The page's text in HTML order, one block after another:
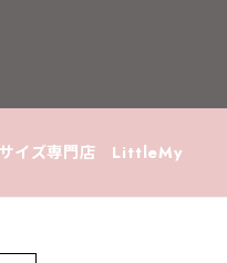
サイズ専門店 LittleMy